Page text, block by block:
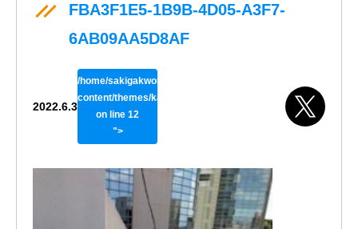
FBA3F1E5-1B9B-4D05-A3F7-
6AB09AA5D8AF
2022.6.3
/home/sakigakworks/benriya24h.com/public_html/wp/wp-
content/themes/kaisokuthemeV02/single.php
on line 12
">